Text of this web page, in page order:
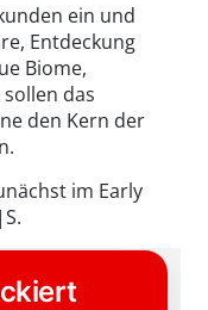
ein und
Entdeckung
Biome,
das
den Kern der
im Early